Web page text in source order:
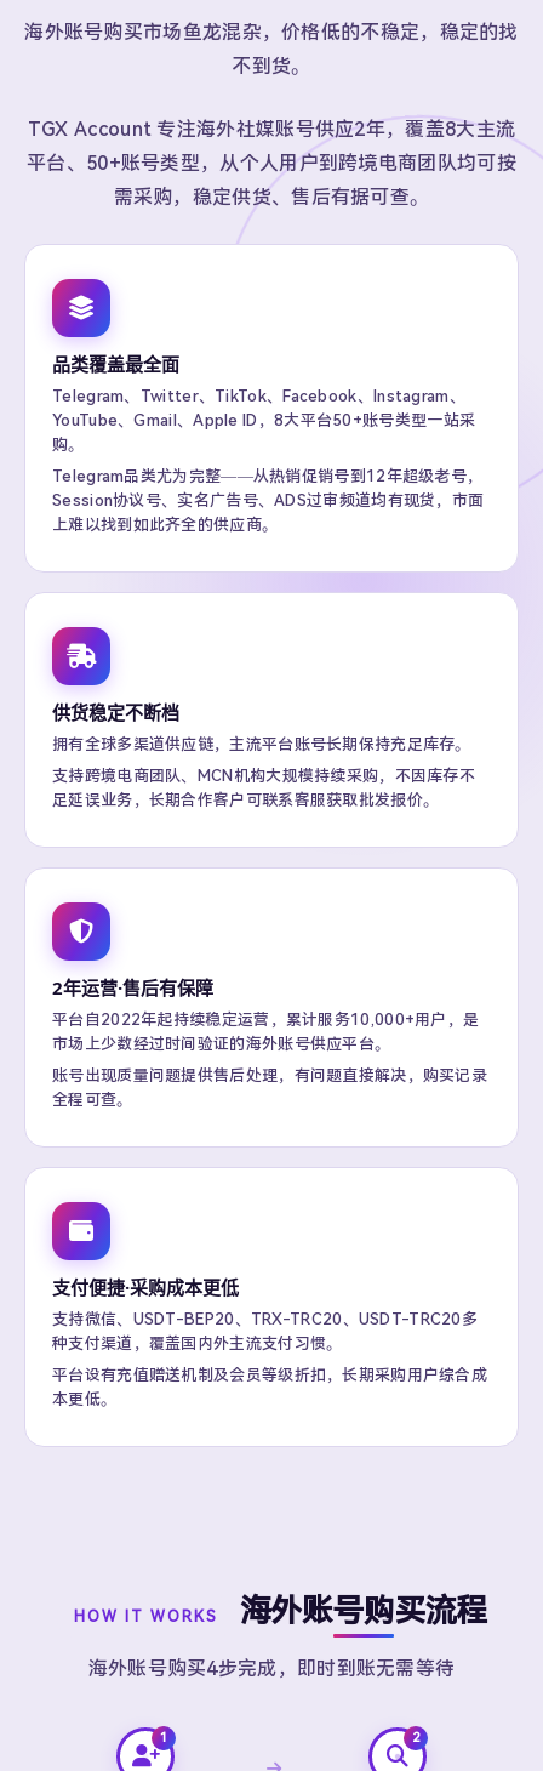
海外账号购买市场鱼龙混杂，价格低的不稳定，稳定的找
不到货。
TGX Account 专注海外社媒账号供应2年，覆盖8大主流
平台、50+账号类型，从个人用户到跨境电商团队均可按
需采购，稳定供货、售后有据可查。
品类覆盖最全面
Telegram、Twitter、TikTok、Facebook、Instagram、
YouTube、Gmail、Apple ID，8大平台50+账号类型一站采
购。
Telegram品类尤为完整——从热销促销号到12年超级老号，
Session协议号、实名广告号、ADS过审频道均有现货，市面
上难以找到如此齐全的供应商。
供货稳定不断档
拥有全球多渠道供应链，主流平台账号长期保持充足库存。
支持跨境电商团队、MCN机构大规模持续采购，不因库存不
足延误业务，长期合作客户可联系客服获取批发报价。
2年运营·售后有保障
平台自2022年起持续稳定运营，累计服务10,000+用户，是
市场上少数经过时间验证的海外账号供应平台。
账号出现质量问题提供售后处理，有问题直接解决，购买记录
全程可查。
支付便捷·采购成本更低
支持微信、USDT-BEP20、TRX-TRC20、USDT-TRC20多
种支付渠道，覆盖国内外主流支付习惯。
平台设有充值赠送机制及会员等级折扣，长期采购用户综合成
本更低。
HOW IT WORKS 海外账号购买流程
海外账号购买4步完成，即时到账无需等待